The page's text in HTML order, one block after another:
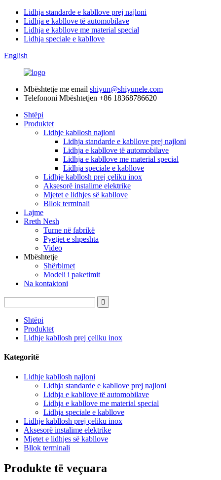
Lidhja standarde e kabllove prej najloni
Lidhja e kabllove të automobilave
Lidhja e kabllove me material special
Lidhja speciale e kabllove
English
Mbështetje me email shiyun@shiyunele.com
Telefononi Mbështetjen +86 18368786620
Shtëpi
Produktet
Lidhje kabllosh najloni
Lidhja standarde e kabllove prej najloni
Lidhja e kabllove të automobilave
Lidhja e kabllove me material special
Lidhja speciale e kabllove
Lidhje kabllosh prej çeliku inox
Aksesorë instalime elektrike
Mjetet e lidhjes së kabllove
Bllok terminali
Lajme
Rreth Nesh
Turne në fabrikë
Pyetjet e shpeshta
Video
Mbështetje
Shërbimet
Modeli i paketimit
Na kontaktoni
Shtëpi
Produktet
Lidhje kabllosh prej çeliku inox
Kategoritë
Lidhje kabllosh najloni
Lidhja standarde e kabllove prej najloni
Lidhja e kabllove të automobilave
Lidhja e kabllove me material special
Lidhja speciale e kabllove
Lidhje kabllosh prej çeliku inox
Aksesorë instalime elektrike
Mjetet e lidhjes së kabllove
Bllok terminali
Produkte të veçuara